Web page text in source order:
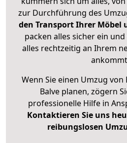
zur Durchführung des
den Transport Ihrer Möbel
packen alles sicher ein
alles rechtzeitig an Ihrem
Wenn Sie einen Umzug
Balve planen, zögern
professionelle Hilfe in
Kontaktieren Sie uns
reibungslosen